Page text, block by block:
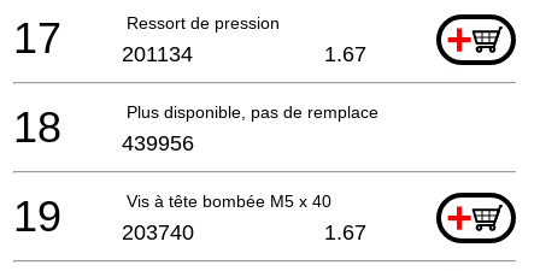
Ressort de pression +
17 201134 1.67
Plus disponible, pas de remplacement
18 439956
Vis à tête bombée M5 x 40 +
19 203740 1.67